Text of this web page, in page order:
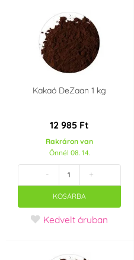
Anélkül, genetikailag
módosított
összetevőket (GMO-
mentes) (2)
Kakaó DeZaan 1 kg
12 985 Ft
Rakráron van
Önnél 08. 14.
- +
KOSÁRBA
Kedvelt áruban